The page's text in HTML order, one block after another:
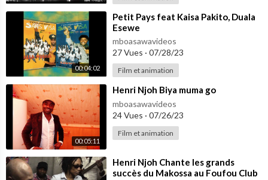
00:04:02
⁣Petit Pays feat Kaisa Pakito, Duala
Esewe
mboasawavideos
27 Vues · 07/28/23
Film et animation
00:05:11
⁣Henri Njoh Biya muma go
mboasawavideos
24 Vues · 07/26/23
Film et animation
⁣Henri Njoh Chante les grands
succès du Makossa au Foufou Club